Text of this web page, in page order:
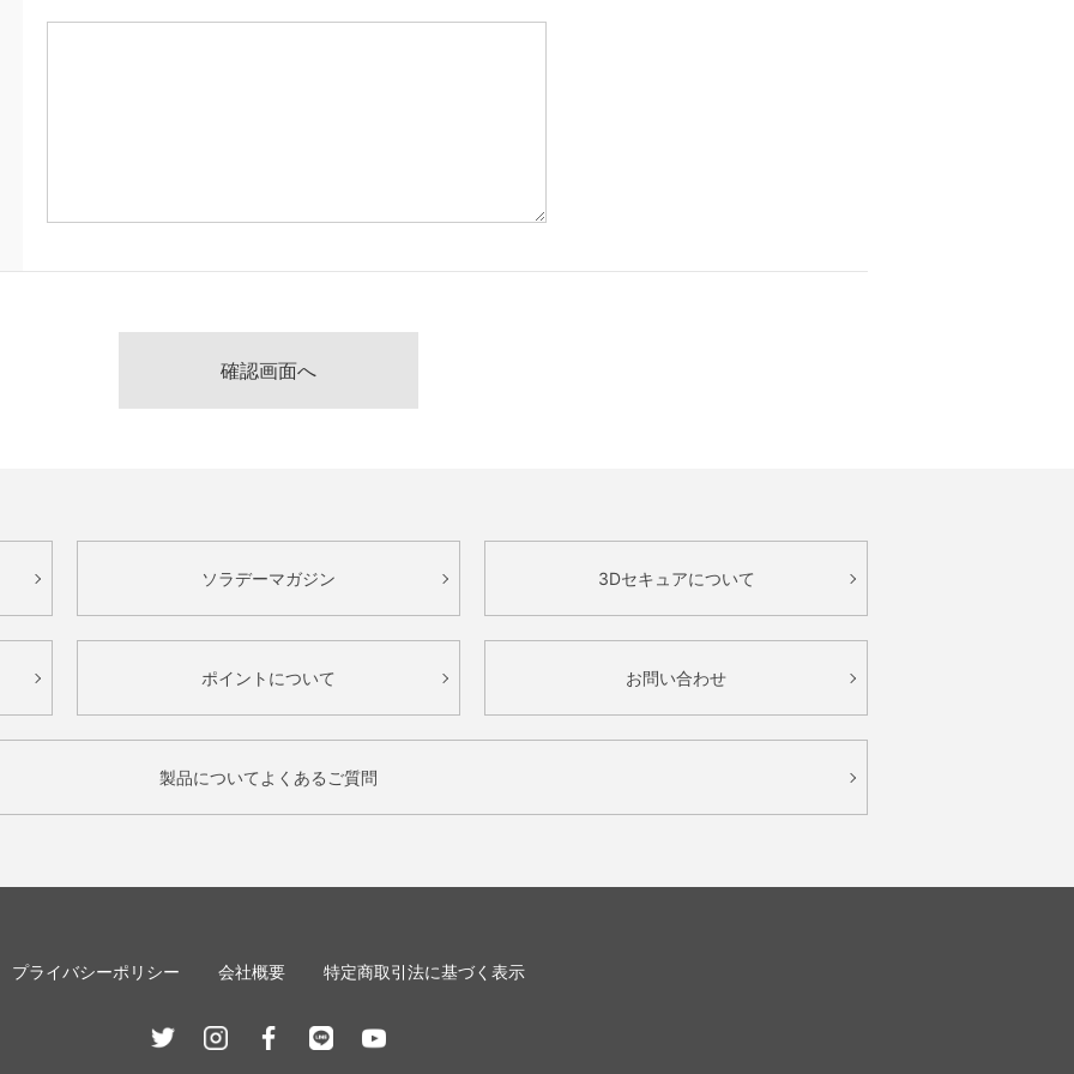
ソラデーマガジン 3Dセキュアについて
ポイントについて お問い合わせ
製品についてよくあるご質問
プライバシーポリシー 会社概要 特定商取引法に基づく表示
Twitter InstagramFacebook
Line